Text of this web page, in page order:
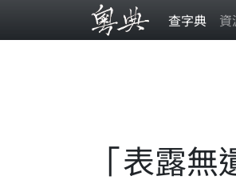
查字典 資
「表露無